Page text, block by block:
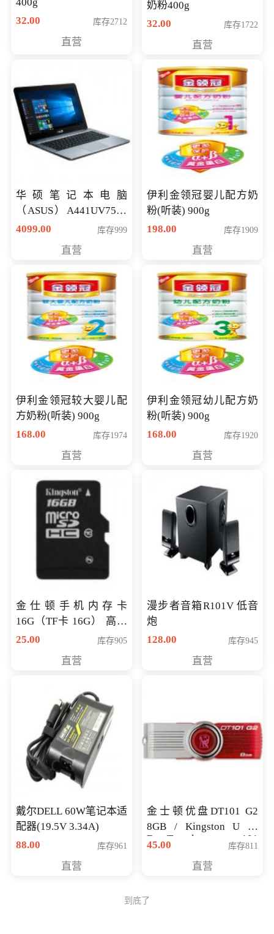
32.00
库存2712
直营
奶粉400g
32.00
库存1722
直营
华硕笔记本电脑
（ASUS）A441UV7500
顽石（7代i7-7500U 4G
4099.00 库存999
直营
伊利金领冠婴儿配方奶
粉(听装) 900g
198.00
库存1909
直营
伊利金领冠较大婴儿配
方奶粉(听装) 900g
168.00
库存1974
直营
伊利金领冠幼儿配方奶
粉(听装) 900g
168.00
库存1920
直营
金仕顿手机内存卡
16G（TF卡 16G） 高速
卡 CLASS 10
25.00 库存905
直营
漫步者音箱R101V 低音
炮
128.00
库存945
直营
戴尔DELL 60W笔记本适
配器(19.5V 3.34A)
88.00
库存961
直营
金士顿优盘DT101 G2
8GB / Kingston U 盘
DataTraveler 101
Generati
45.00 库存811
直营
到底了